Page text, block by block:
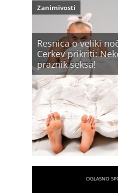
Resnica o veliki
Cerkev prikriti:
praznik seksa!
Zanimivosti